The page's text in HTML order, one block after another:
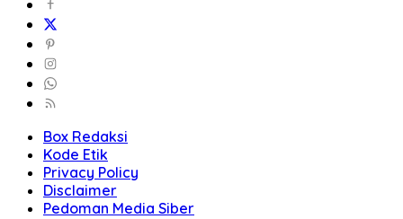
Box Redaksi
Kode Etik
Privacy Policy
Disclaimer
Pedoman Media Siber